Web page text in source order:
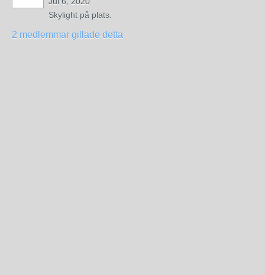
Skylight på plats.
2 medlemmar gillade detta